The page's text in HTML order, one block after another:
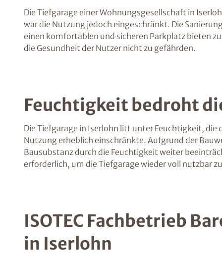
Die Tiefgarage einer Wohnungsgesellschaft in
war die Nutzung jedoch eingeschränkt. Die
einen komfortablen und sicheren Parkplatz bieten
die Gesundheit der Nutzer nicht zu gefährden.
Feuchtigkeit bedroht
Die Tiefgarage in Iserlohn litt unter Feuchtigkeit, die
Nutzung erheblich einschränkte. Aufgrund der
Bausubstanz durch die Feuchtigkeit weiter
erforderlich, um die Tiefgarage wieder voll nutzbar
ISOTEC Fachbetrieb
in Iserlohn